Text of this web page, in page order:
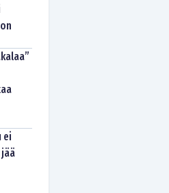
ei
jää